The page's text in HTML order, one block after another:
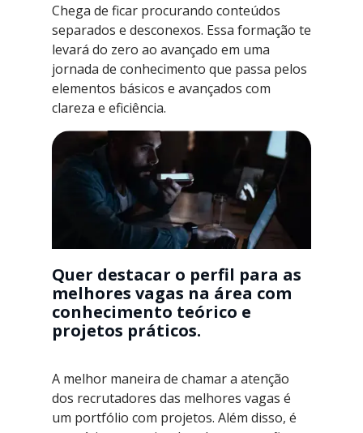
Chega de ficar procurando conteúdos
separados e desconexos. Essa formação te
levará do zero ao avançado em uma
jornada de conhecimento que passa pelos
elementos básicos e avançados com
clareza e eficiência.
Quer destacar o perfil para as
melhores vagas na área com
conhecimento teórico e
projetos práticos.
A melhor maneira de chamar a atenção
dos recrutadores das melhores vagas é
um portfólio com projetos. Além disso, é